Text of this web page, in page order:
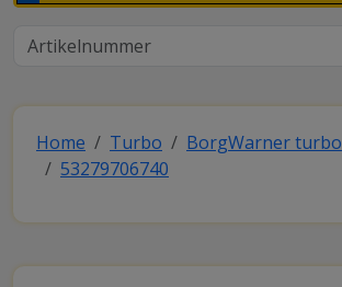
Home Turbo
BorgWarner turbo
53279706740